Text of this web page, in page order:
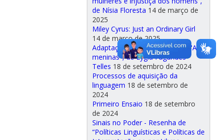
de Nísia Floresta 14 de março de
2025
Miley Cyrus: Just an Ordinary Girl
14 de março de 2025
Adaptação de obras literárias: "As
meninas", de Lygia Fagundes
Telles 18 de setembro de 2024
Processos de aquisição da
linguagem 18 de setembro de
2024
Primeiro Ensaio 18 de setembro
de 2024
Sinais no Poder - Resenha de
“Políticas Linguísticas e Políticas de